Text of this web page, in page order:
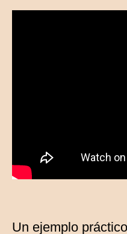
Un ejemplo